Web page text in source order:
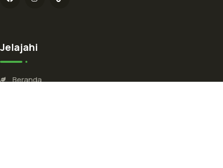
Jelajahi
Beranda